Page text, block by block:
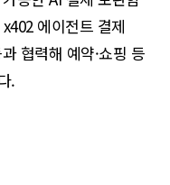
에이전트 결제
협력해 예약·쇼핑 등
.